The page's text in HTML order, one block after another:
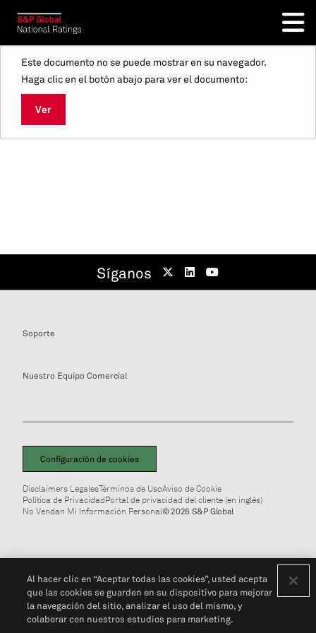
Este documento no se puede mostrar en su navegador.
Haga clic en el botón abajo para ver el documento:
Ver
Síganos
Soporte
Nuestro Equipo Comercial
Configuración de cookies
Disclaimers LegalesTérminos de UsoAviso de Cookie
Política de PrivacidadPortal de privacidad del cliente (en inglés)
No Vendan Mi Información Personal© 2026 S&P Global
Al hacer clic en “Aceptar todas las cookies”, usted acepta
que las cookies se guarden en su dispositivo para mejorar
la navegación del sitio, analizar el uso del mismo, y
colaborar con nuestros estudios para marketing.